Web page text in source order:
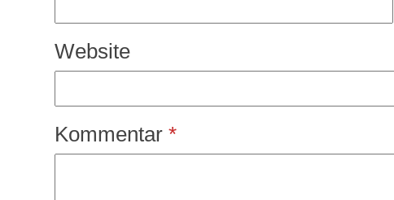
Website
Kommentar*